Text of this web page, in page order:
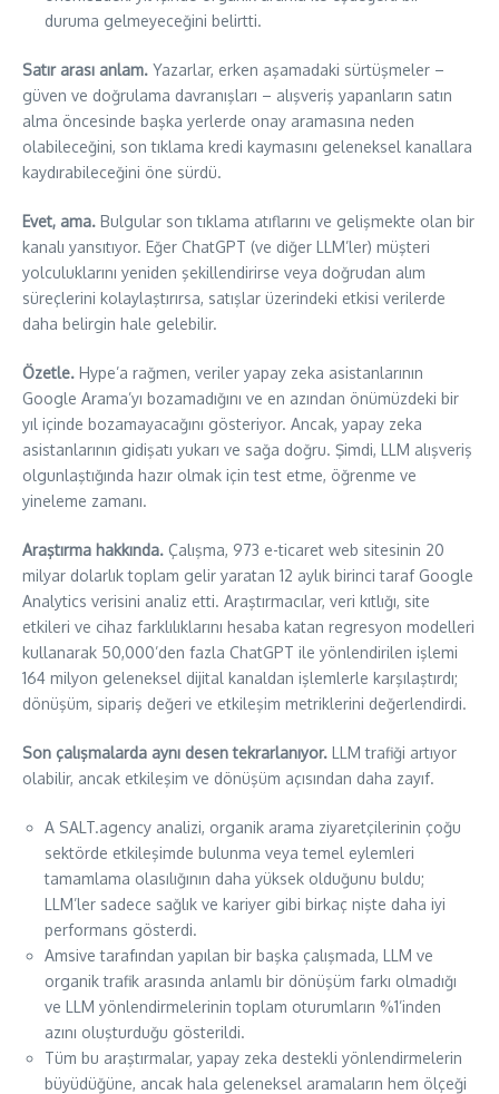
duruma gelmeyeceğini belirtti.
Satır arası anlam. Yazarlar, erken aşamadaki sürtüşmeler –
güven ve doğrulama davranışları – alışveriş yapanların satın
alma öncesinde başka yerlerde onay aramasına neden
olabileceğini, son tıklama kredi kaymasını geleneksel kanallara
kaydırabileceğini öne sürdü.
Evet, ama. Bulgular son tıklama atıflarını ve gelişmekte olan bir
kanalı yansıtıyor. Eğer ChatGPT (ve diğer LLM’ler) müşteri
yolculuklarını yeniden şekillendirirse veya doğrudan alım
süreçlerini kolaylaştırırsa, satışlar üzerindeki etkisi verilerde
daha belirgin hale gelebilir.
Özetle. Hype’a rağmen, veriler yapay zeka asistanlarının
Google Arama’yı bozamadığını ve en azından önümüzdeki bir
yıl içinde bozamayacağını gösteriyor. Ancak, yapay zeka
asistanlarının gidişatı yukarı ve sağa doğru. Şimdi, LLM alışveriş
olgunlaştığında hazır olmak için test etme, öğrenme ve
yineleme zamanı.
Araştırma hakkında. Çalışma, 973 e-ticaret web sitesinin 20
milyar dolarlık toplam gelir yaratan 12 aylık birinci taraf Google
Analytics verisini analiz etti. Araştırmacılar, veri kıtlığı, site
etkileri ve cihaz farklılıklarını hesaba katan regresyon modelleri
kullanarak 50,000’den fazla ChatGPT ile yönlendirilen işlemi
164 milyon geleneksel dijital kanaldan işlemlerle karşılaştırdı;
dönüşüm, sipariş değeri ve etkileşim metriklerini değerlendirdi.
Son çalışmalarda aynı desen tekrarlanıyor. LLM trafiği artıyor
olabilir, ancak etkileşim ve dönüşüm açısından daha zayıf.
A SALT.agency analizi, organik arama ziyaretçilerinin çoğu
sektörde etkileşimde bulunma veya temel eylemleri
tamamlama olasılığının daha yüksek olduğunu buldu;
LLM’ler sadece sağlık ve kariyer gibi birkaç nişte daha iyi
performans gösterdi.
Amsive tarafından yapılan bir başka çalışmada, LLM ve
organik trafik arasında anlamlı bir dönüşüm farkı olmadığı
ve LLM yönlendirmelerinin toplam oturumların %1’inden
azını oluşturduğu gösterildi.
Tüm bu araştırmalar, yapay zeka destekli yönlendirmelerin
büyüdüğüne, ancak hala geleneksel aramaların hem ölçeği